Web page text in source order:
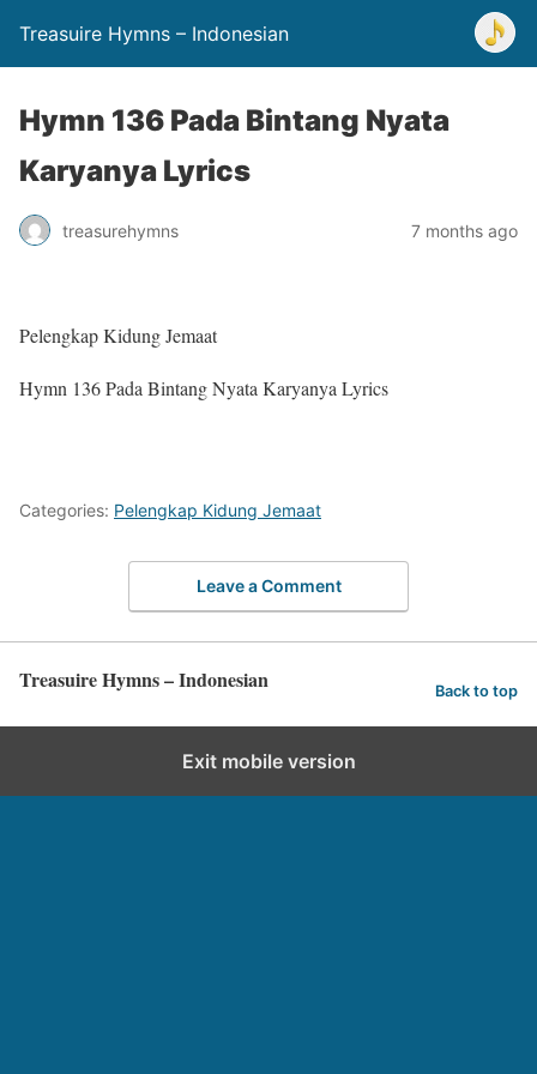
Treasuire Hymns – Indonesian
Hymn 136 Pada Bintang Nyata
Karyanya Lyrics
treasurehymns 7 months ago
Pelengkap Kidung Jemaat
Hymn 136 Pada Bintang Nyata Karyanya Lyrics
Categories: Pelengkap Kidung Jemaat
Leave a Comment
Treasuire Hymns – Indonesian Back to top
Exit mobile version